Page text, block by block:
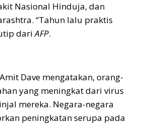
Nasional Hinduja, dan
“Tahun lalu praktis
dariAFP.
Dave mengatakan, orang-
yang meningkat dari virus
mereka. Negara-negara
peningkatan serupa pada